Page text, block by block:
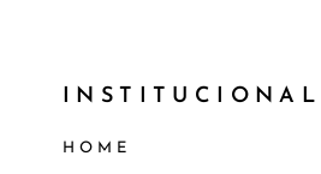
INSTITUCIONAL
HOME